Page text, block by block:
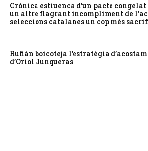
Crònica estiuenca d’un pacte congelat
un altre flagrant incompliment de
seleccions catalanes un cop més
Rufián boicoteja l’estratègia
d’Oriol Junqueras